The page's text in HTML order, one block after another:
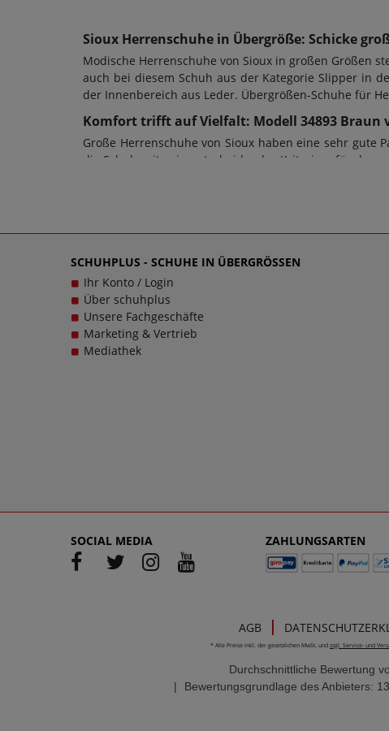
Sioux Herrenschuhe in Übergröße: Schicke
Modische Herrenschuhe von Sioux in großen Größen
auch bei diesem Schuh aus der Kategorie Slipper in
der Innenbereich aus Leder. Übergrößen-Schuhe für
Komfort trifft auf Vielfalt: Modell 34893 Braun
Große Herrenschuhe von Sioux haben eine sehr
die Schuhweite ein entscheidendes Kriterium für den
SCHUHPLUS - SCHUHE IN ÜBERGRÖSSEN
Ihr Konto / Login
Über schuhplus
Unsere Fachgeschäfte
Marketing & Vertrieb
Mediathek
SOCIAL MEDIA ZAHLUNGSARTEN
AGB
* Alle Preise inkl. der gesetzlichen MwSt. und zzgl. Service- und
Durchschnittliche Bewertung
|
Bewertungsgrundlage des Anbieters: